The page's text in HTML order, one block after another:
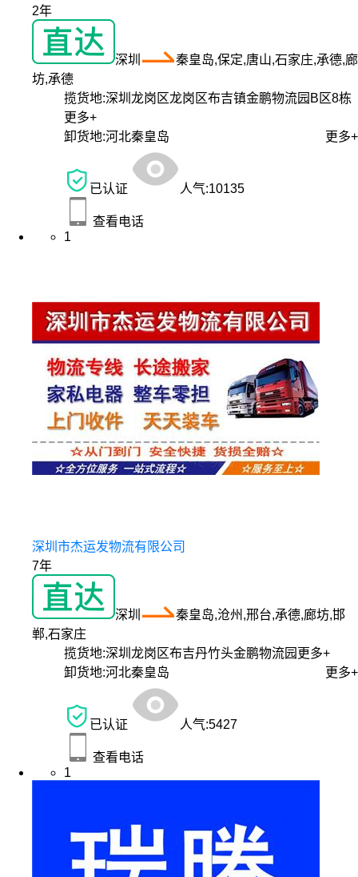
2年
深圳
秦皇岛,保定,唐山,石家庄,承德,廊
坊,承德
揽货地:深圳龙岗区龙岗区布吉镇金鹏物流园B区8栋
更多+
卸货地:河北秦皇岛 更多+
已认证 人气:10135
查看电话
1
深圳市杰运发物流有限公司
7年
深圳
秦皇岛,沧州,邢台,承德,廊坊,邯
郸,石家庄
揽货地:深圳龙岗区布吉丹竹头金鹏物流园 更多+
卸货地:河北秦皇岛 更多+
已认证 人气:5427
查看电话
1